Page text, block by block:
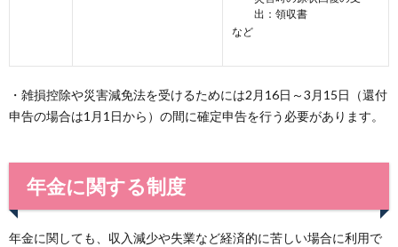
出：領収書
など
・雑損控除や災害減免法を受けるためには2月16日～3月15日（還付
申告の場合は1月1日から）の間に確定申告を行う必要があります。
年金に関する制度
年金に関しても、収入減少や失業など経済的に苦しい場合に利用で